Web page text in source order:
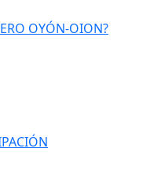
OYÓN-OION?